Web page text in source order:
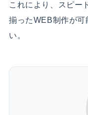
これにより、スピー
揃ったWEB制作が可
い。